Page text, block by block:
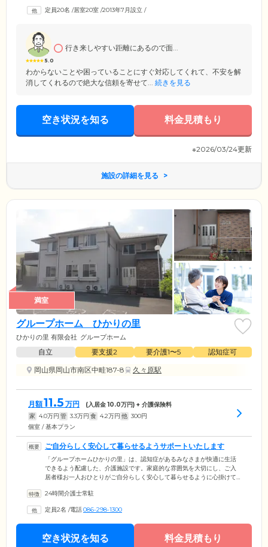
昼夜を問わずすぐにスタッフが駆けつけます。そのため、ご自宅では心
定員20名 /居室20室 /2013年7月設立 /
5.0
行き来しやすい距離にあるので面...
わからないことや困っていることにすぐ対応してくれて、不安を解
消してくれるので絶大な信頼を寄せて... 続きを見る
空き状況を知る 料金見積もり
※2026/03/24更新
施設の詳細を見る
満室
グループホーム ひかりの里
ひかりの里 有限会社 グループホーム
自立 要支援2 要介護1〜5
認知症可
岡山県岡山市南区中畦187-8
久々原駅
月額11.5 万円 (入居金10.0万円) + 介護保険料
家 4.0万円 管 3.3万円 食 4.2万円 他 300円
個室 / 基本プラン
ご自分らしく安心して暮らせるようサポートいたします
「グループホームひかりの里」は、認知症があるみなさまが快適に生活
できるよう配慮した、介護施設です。家庭的な雰囲気を大切にし、ご入
居者様お一人おひとりがご自分らしく安心して暮らせるように心掛けて
気配りと個別のケアサービスをご提供しています。認知症の症状に応じ
暮らしを送っていただきたいと考えています。
24時間介護士常駐
定員2名 /電話086-298-1300
空き状況を知る 料金見積もり